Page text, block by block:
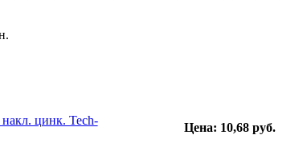
цинк. Tech-
Цена: 10,68 руб.